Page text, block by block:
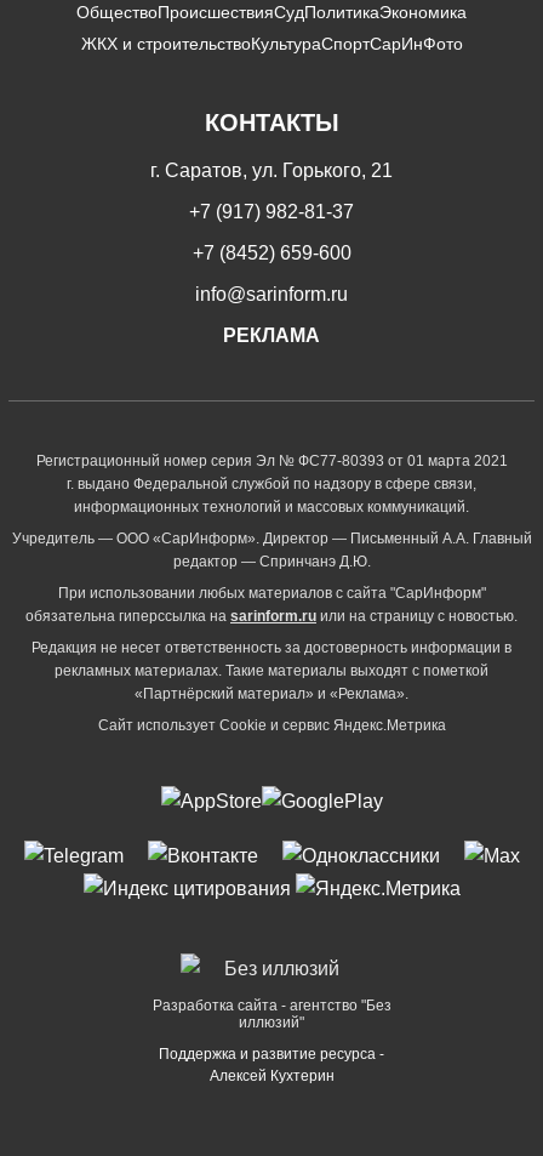
ОбществоПроисшествияСудПолитикаЭкономика
ЖКХ и строительствоКультураСпортСарИнФото
КОНТАКТЫ
г. Саратов, ул. Горького, 21
+7 (917) 982-81-37
+7 (8452) 659-600
info@sarinform.ru
РЕКЛАМА
Регистрационный номер серия Эл № ФС77-80393 от 01 марта 2021
г. выдано Федеральной службой по надзору в сфере связи,
информационных технологий и массовых коммуникаций.
Учредитель — ООО «СарИнформ». Директор — Письменный А.А. Главный
редактор — Спринчанэ Д.Ю.
При использовании любых материалов с сайта "СарИнформ"
обязательна гиперссылка на sarinform.ru или на страницу с новостью.
Редакция не несет ответственность за достоверность информации в
рекламных материалах. Такие материалы выходят с пометкой
«Партнёрский материал» и «Реклама».
Сайт использует Cookie и сервиc Яндекс.Метрика
Разработка сайта - агентство "Без
иллюзий"
Поддержка и развитие ресурса -
Алексей Кухтерин